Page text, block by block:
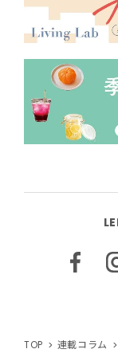
TOP 連載コラム